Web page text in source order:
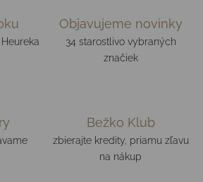
Objavujeme novinky
34 starostlivo vybraných
značiek
Bežko Klub
zbierajte kredity, priamu zľavu
na nákup